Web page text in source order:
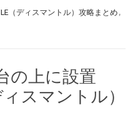
（ディスマントル）攻略まとめ ,
の上に設置
スマントル）